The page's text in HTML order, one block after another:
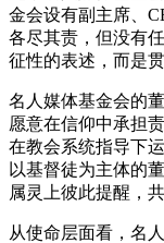
金会设有副主席、
各尽其责，但没有
征性的表述，而是
名人媒体基金会的
愿意在信仰中承担
在教会系统指导下
以基督徒为主体的
属灵上彼此提醒，
从使命层面看，名